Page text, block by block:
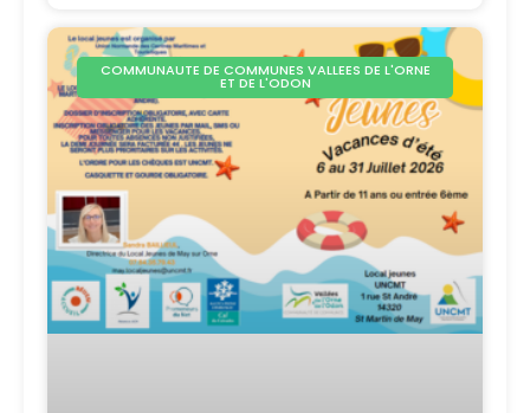
COMMUNAUTE DE COMMUNES VALLEES DE L'ORNE
ET DE L'ODON